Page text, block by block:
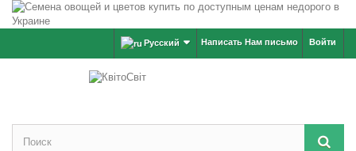
Войти
Написать Нам письмо
Русский